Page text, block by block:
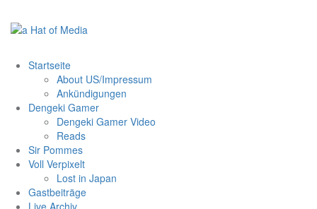
Inhalt
springen
Startseite
About US/Impressum
Ankündigungen
Dengeki Gamer
Dengeki Gamer Video
Reads
Sir Pommes
Voll Verpixelt
Lost in Japan
Gastbeiträge